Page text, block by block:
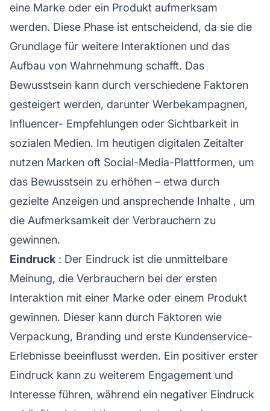
eine Marke oder ein Produkt aufmerksam
werden. Diese Phase ist entscheidend, da sie die
Grundlage für weitere Interaktionen und das
Aufbau von Wahrnehmung schafft. Das
Bewusstsein kann durch verschiedene Faktoren
gesteigert werden, darunter Werbekampagnen,
Influencer- Empfehlungen oder Sichtbarkeit in
sozialen Medien. Im heutigen digitalen Zeitalter
nutzen Marken oft Social-Media-Plattformen, um
das Bewusstsein zu erhöhen – etwa durch
gezielte Anzeigen und ansprechende Inhalte , um
die Aufmerksamkeit der Verbrauchern zu
gewinnen.
Eindruck : Der Eindruck ist die unmittelbare
Meinung, die Verbrauchern bei der ersten
Interaktion mit einer Marke oder einem Produkt
gewinnen. Dieser kann durch Faktoren wie
Verpackung, Branding und erste Kundenservice-
Erlebnisse beeinflusst werden. Ein positiver erster
Eindruck kann zu weiterem Engagement und
Interesse führen, während ein negativer Eindruck